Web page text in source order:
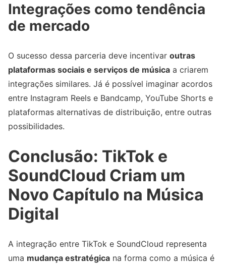
Integrações como tendência
de mercado
O sucesso dessa parceria deve incentivar outras
plataformas sociais e serviços de música a criarem
integrações similares. Já é possível imaginar acordos
entre Instagram Reels e Bandcamp, YouTube Shorts e
plataformas alternativas de distribuição, entre outras
possibilidades.
Conclusão: TikTok e
SoundCloud Criam um
Novo Capítulo na Música
Digital
A integração entre TikTok e SoundCloud representa
uma mudança estratégica na forma como a música é